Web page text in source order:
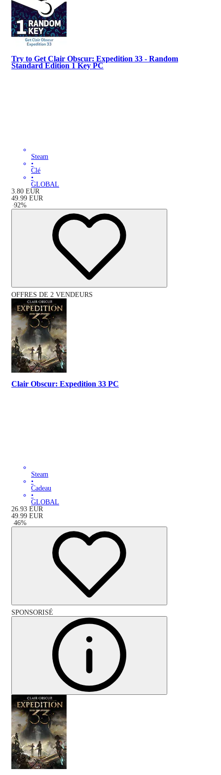
Try to Get Clair Obscur: Expedition 33 - Random
Standard Edition 1 Key PC
Steam
•
Clé
•
GLOBAL
3.80 EUR
49.99 EUR
-92%
OFFRES DE 2 VENDEURS
Clair Obscur: Expedition 33 PC
Steam
•
Cadeau
•
GLOBAL
26.93 EUR
49.99 EUR
-46%
SPONSORISÉ